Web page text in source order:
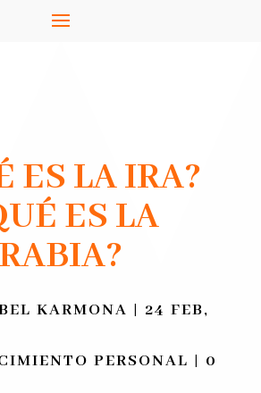
ES LA IRA?
ES LA
RABIA?
KARMONA | 24 FEB,
PERSONAL | 0